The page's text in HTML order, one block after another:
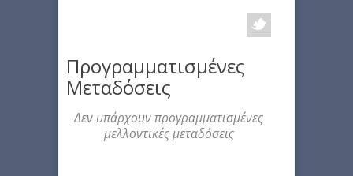
Προγραμματισμένες
Μεταδόσεις
Δεν υπάρχουν προγραμματισμένες
μελλοντικές μεταδόσεις